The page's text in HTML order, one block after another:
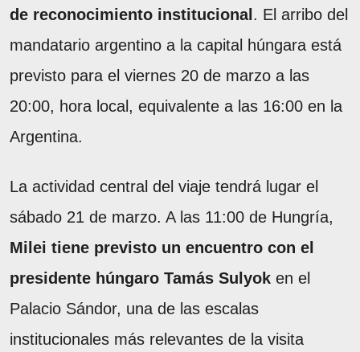
de reconocimiento institucional . El arribo del
mandatario argentino a la capital húngara está
previsto para el viernes 20 de marzo a las
20:00, hora local, equivalente a las 16:00 en la
Argentina.
La actividad central del viaje tendrá lugar el
sábado 21 de marzo. A las 11:00 de Hungría,
Milei tiene previsto un encuentro con el
presidente húngaro Tamás Sulyok en el
Palacio Sándor, una de las escalas
institucionales más relevantes de la visita